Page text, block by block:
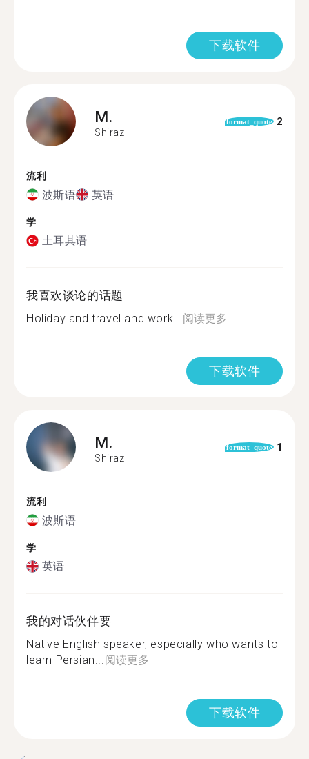
下载软件
M.
Shiraz
format_quote 2
流利
波斯语 英语
学
土耳其语
我喜欢谈论的话题
Holiday and travel and work...阅读更多
下载软件
M.
Shiraz
format_quote 1
流利
波斯语
学
英语
我的对话伙伴要
Native English speaker, especially who wants to
learn Persian...阅读更多
下载软件